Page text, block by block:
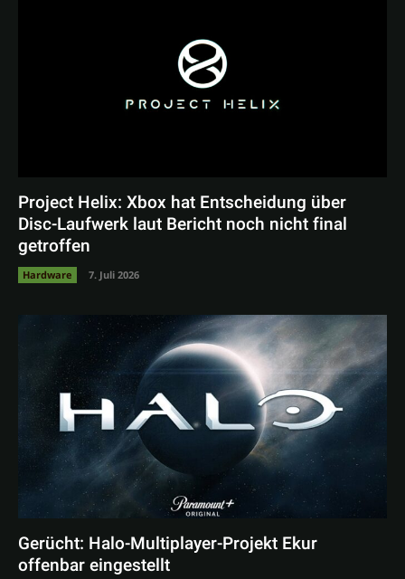
Project Helix: Xbox hat Entscheidung über
Disc-Laufwerk laut Bericht noch nicht final
getroffen
Hardware 7. Juli 2026
Gerücht: Halo-Multiplayer-Projekt Ekur
offenbar eingestellt